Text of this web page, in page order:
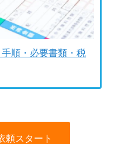
順・必要書類・税
頼スタート